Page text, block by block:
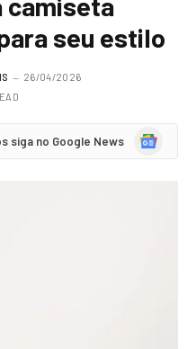
seu estilo
26/04/2026
siga no Google News
Google